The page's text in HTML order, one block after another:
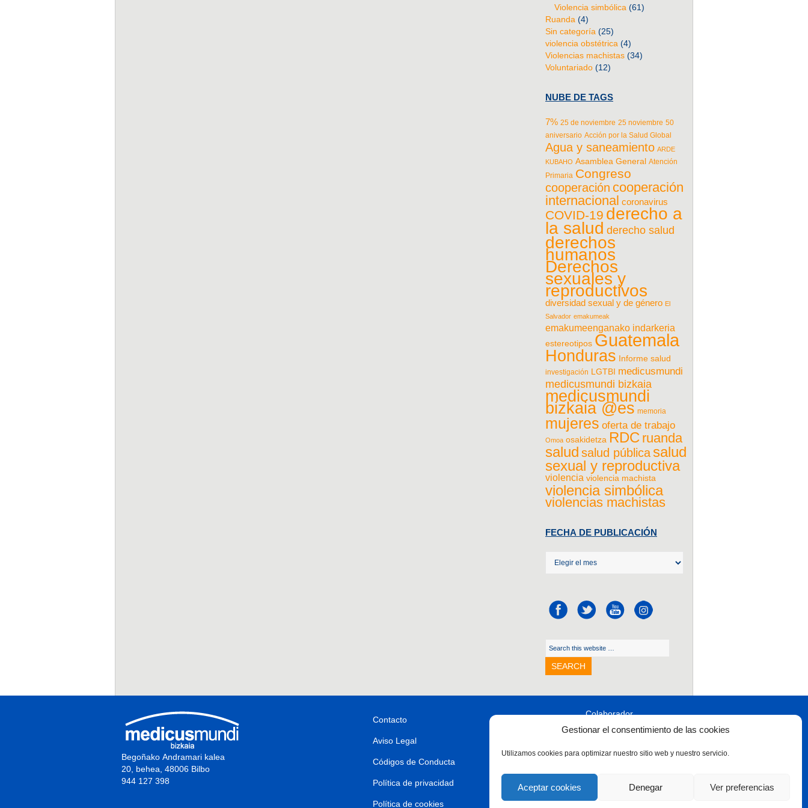
Gestionar el consentimiento de las cookies
Utilizamos cookies para optimizar nuestro sitio web y nuestro servicio.
Aceptar cookies Denegar Ver preferencias
Violencia simbólica (61)
Ruanda (4)
Sin categoría (25)
violencia obstétrica (4)
Violencias machistas (34)
Voluntariado (12)
NUBE DE TAGS
7% 25 de noviembre 25 noviembre 50
aniversario Acción por la Salud Global
Agua y saneamiento ARDE
KUBAHO Asamblea General Atención
Primaria Congreso
cooperación cooperación
internacional coronavirus
COVID-19 derecho a
la salud derecho salud
derechos
humanos
Derechos
sexuales y
reproductivos
diversidad sexual y de género El
Salvador emakumeak
emakumeenganako indarkeria
estereotipos Guatemala
Honduras Informe salud
investigación LGTBI medicusmundi
medicusmundi bizkaia
medicusmundi
bizkaia @es memoria
mujeres oferta de trabajo
Omoa osakidetza RDC ruanda
salud salud pública salud
sexual y reproductiva
violencia violencia machista
violencia simbólica
violencias machistas
FECHA DE PUBLICACIÓN
Begoñako Andramari kalea
20, behea, 48006 Bilbo
944 127 398
Contacto
Aviso Legal
Códigos de Conducta
Política de privacidad
Política de cookies
Colaborador
Síguenos en: